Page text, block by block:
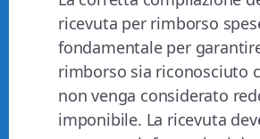
ricevuta per rimborso
fondamentale per
rimborso sia riconosciuto
non venga considerato
imponibile. La ricevuta